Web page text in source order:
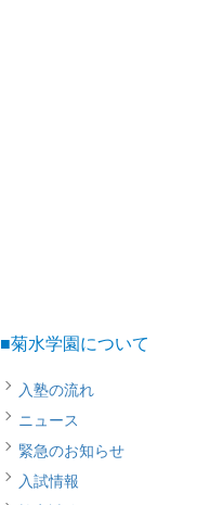
■菊水学園について
入塾の流れ
ニュース
緊急のお知らせ
入試情報